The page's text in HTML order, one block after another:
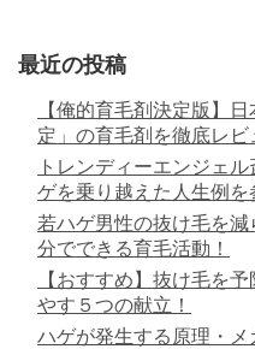
最近の投稿
【俺的育毛剤決定版】
定」の育毛剤を徹底レビ
トレンディーエンジェ
ゲを乗り越えた人生例を
若ハゲ男性の抜け毛を
分でできる育毛活動！
【おすすめ】抜け毛を
やす５つの献立！
ハゲが発生する原理・